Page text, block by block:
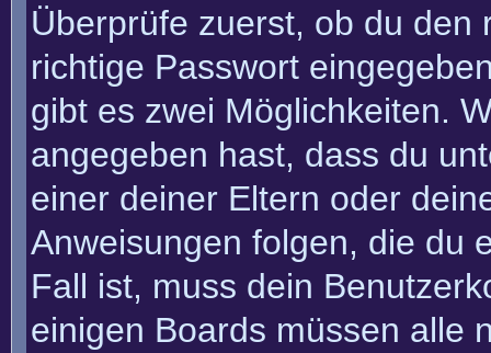
Überprüfe zuerst, ob du den
richtige Passwort
gibt es zwei Möglichkeiten.
angegeben hast, dass du
einer deiner Eltern oder
Anweisungen folgen, die du
Fall ist, muss dein
einigen Boards müssen alle